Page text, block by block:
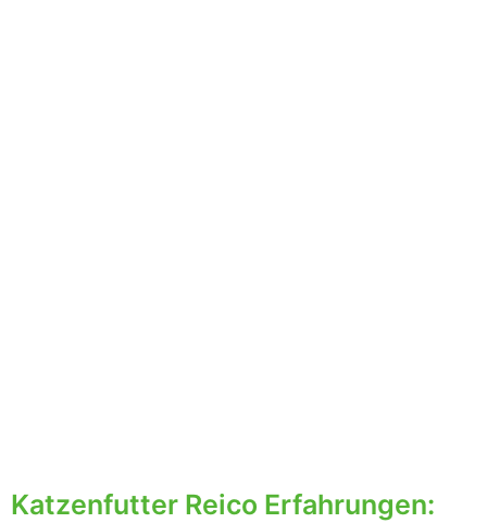
Katzenfutter Reico Erfahrungen: